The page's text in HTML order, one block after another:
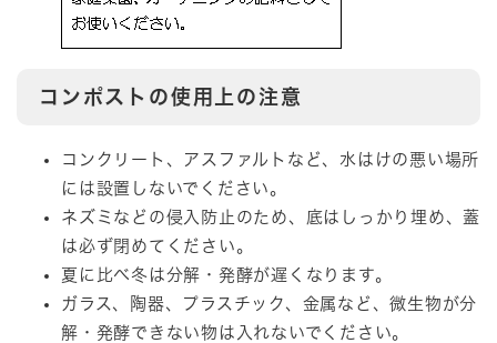
コンポストの使用上の注意
コンクリート、アスファルトなど、水はけの悪い場所
には設置しないでください。
ネズミなどの侵入防止のため、底はしっかり埋め、蓋
は必ず閉めてください。
夏に比べ冬は分解・発酵が遅くなります。
ガラス、陶器、プラスチック、金属など、微生物が分
解・発酵できない物は入れないでください。